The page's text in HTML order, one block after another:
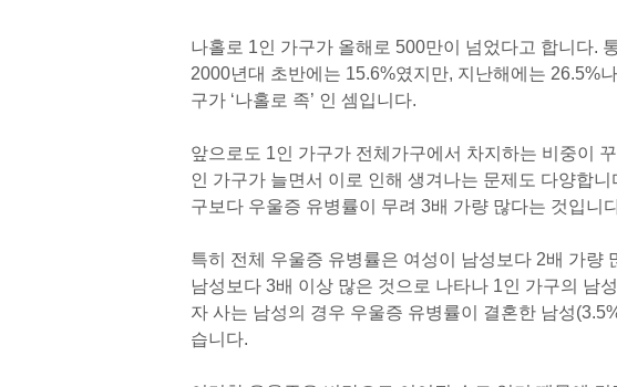
나홀로 1인 가구가 올해로 500만이 넘었다고 합니다.
2000년대 초반에는 15.6%였지만, 지난해에는 26.5%
구가 ‘나홀로 족’ 인 셈입니다.
앞으로도 1인 가구가 전체가구에서 차지하는 비중이
인 가구가 늘면서 이로 인해 생겨나는 문제도 다양합
구보다 우울증 유병률이 무려 3배 가량 많다는 것입니
특히 전체 우울증 유병률은 여성이 남성보다 2배 가량
남성보다 3배 이상 많은 것으로 나타나 1인 가구의 남
자 사는 남성의 경우 우울증 유병률이 결혼한 남성
습니다.